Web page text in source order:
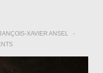
XAVIER ANSEL